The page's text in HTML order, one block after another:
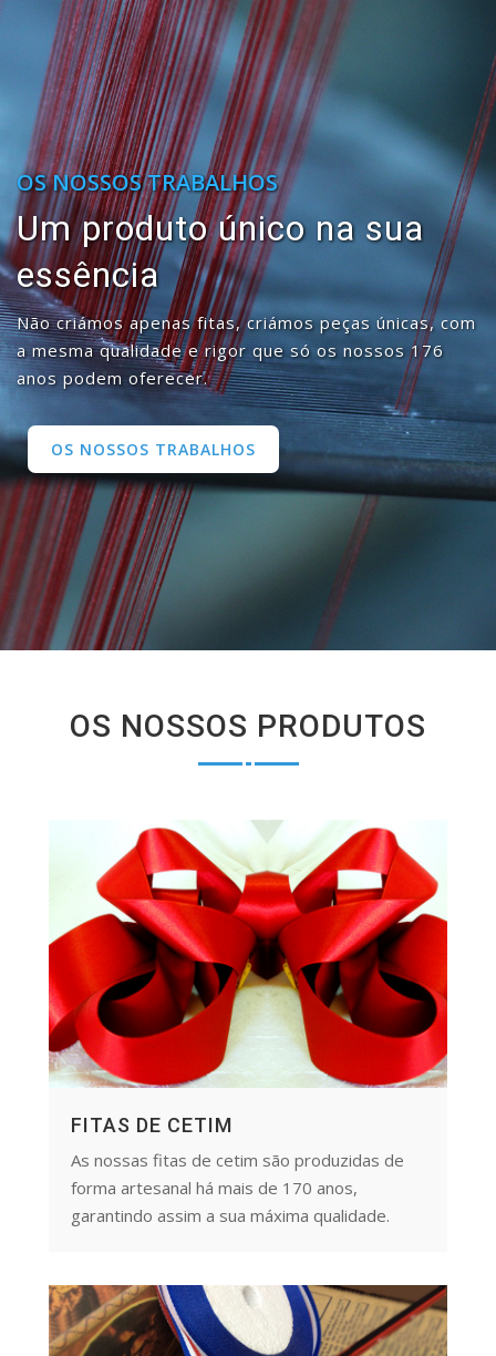
VISITE-NOS
Agora já pode visitar a Loja
da Fábrica
Venha conhecer o showroom do autentico museu das
fitas e deixe-se deslumbrar.
CONTACTOS
OS NOSSOS PRODUTOS
FITAS DE CETIM
As nossas fitas de cetim são produzidas de
forma artesanal há mais de 170 anos,
garantindo assim a sua máxima qualidade.